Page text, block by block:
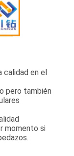
en el
pero también
momento si